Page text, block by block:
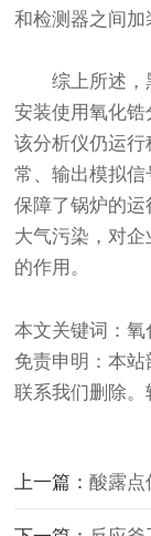
和检测器之间加
综上所述，
安装使用氧化锆
该分析仪仍运
常、输出模拟
保障了锅炉的
大气污染，对
的作用。
本文关键词：
免责申明：本
联系我们删除。
上一篇：酸露点